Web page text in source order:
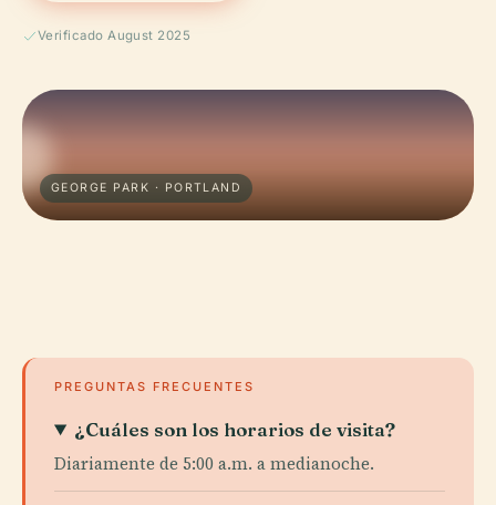
Verificado August 2025
GEORGE PARK · PORTLAND
PREGUNTAS FRECUENTES
¿Cuáles son los horarios de visita?
Diariamente de 5:00 a.m. a medianoche.